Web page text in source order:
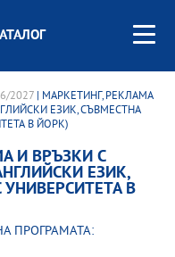
2027 | МАРКЕТИНГ, РЕКЛАМА
ЕЗИК, СЪВМЕСТНА
В ЙОРК)
И ВРЪЗКИ С
ЕЗИК,
В
ПРОГРАМАТА: